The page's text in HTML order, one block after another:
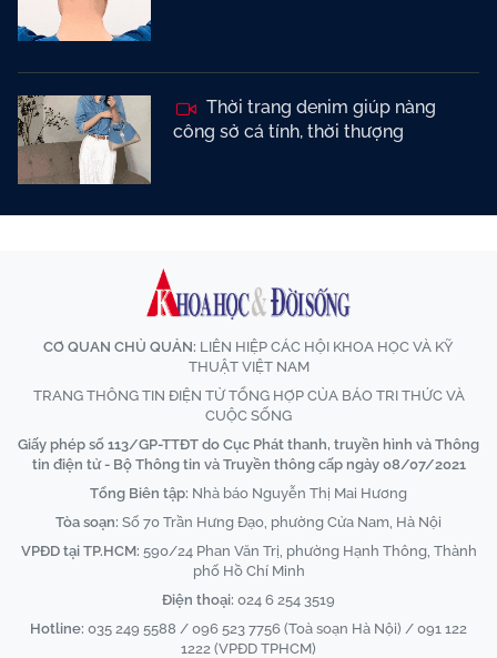
Thời trang denim giúp nàng
công sở cá tính, thời thượng
CƠ QUAN CHỦ QUẢN: LIÊN HIỆP CÁC HỘI KHOA HỌC VÀ KỸ
THUẬT VIỆT NAM
TRANG THÔNG TIN ĐIỆN TỬ TỔNG HỢP CỦA BÁO TRI THỨC VÀ
CUỘC SỐNG
Giấy phép số 113/GP-TTĐT do Cục Phát thanh, truyền hình và Thông
tin điện tử - Bộ Thông tin và Truyền thông cấp ngày 08/07/2021
Tổng Biên tập: Nhà báo Nguyễn Thị Mai Hương
Tòa soạn: Số 70 Trần Hưng Đạo, phường Cửa Nam, Hà Nội
VPĐD tại TP.HCM: 590/24 Phan Văn Trị, phường Hạnh Thông, Thành
phố Hồ Chí Minh
Điện thoại: 024 6 254 3519
Hotline: 035 249 5588 / 096 523 7756 (Toà soạn Hà Nội) / 091 122
1222 (VPĐD TPHCM)